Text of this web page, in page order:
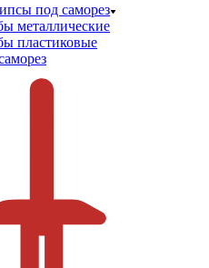
под саморез
металлические
пластиковые